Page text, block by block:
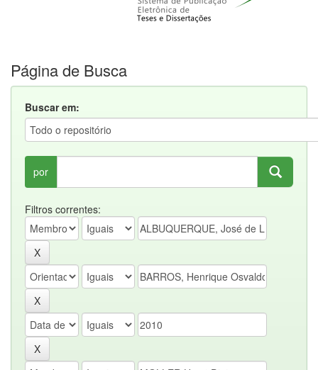
Página de Busca
Buscar em:
por
Filtros correntes: